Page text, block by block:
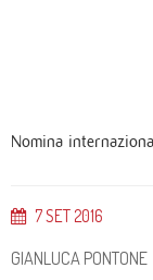
Nomina
7SET 2016
GIANLUCA PONTONE